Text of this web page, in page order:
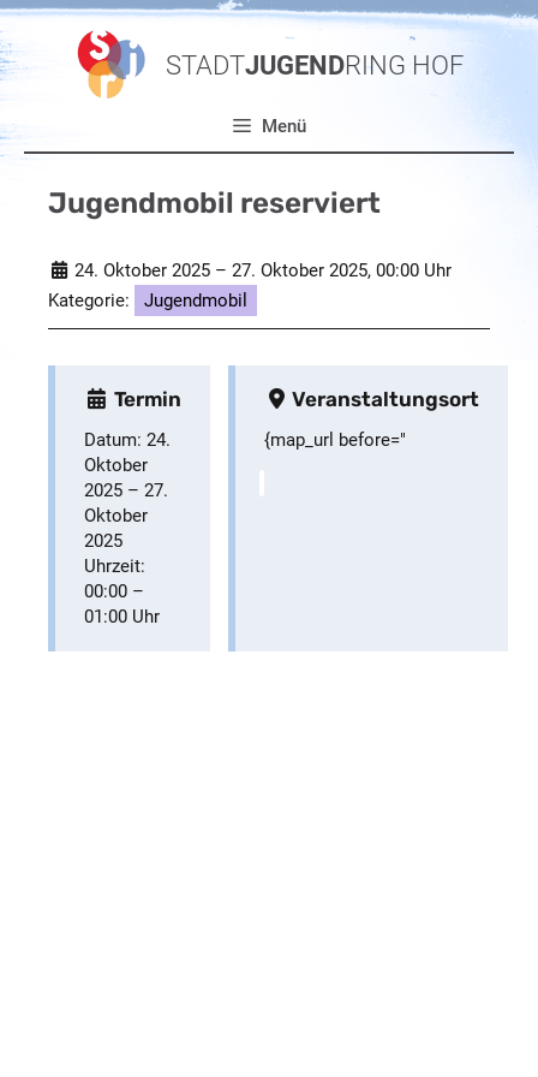
Zum
Inhalt
springen
STADTJUGENDRING HOF
Menü
Jugendmobil reserviert
24. Oktober 2025 – 27. Oktober 2025, 00:00 Uhr
Kategorie:
Jugendmobil
Termin
Datum: 24.
Oktober
2025 – 27.
Oktober
2025
Uhrzeit:
00:00 –
01:00 Uhr
Veranstaltungsort
{map_url before="